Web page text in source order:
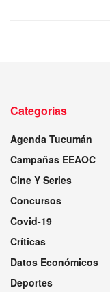
Categorias
Agenda Tucumán
Campañas EEAOC
Cine Y Series
Concursos
Covid-19
Críticas
Datos Económicos
Deportes